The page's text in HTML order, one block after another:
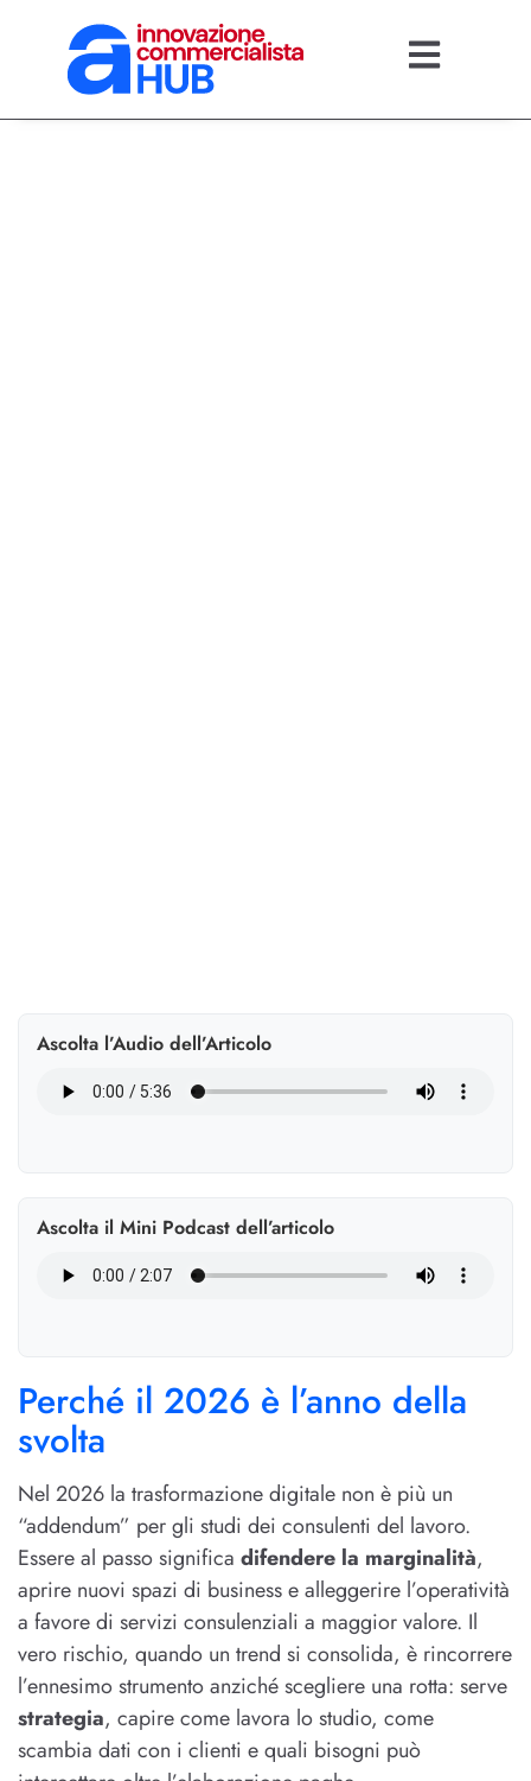
Ascolta l’Audio dell’Articolo
Ascolta il Mini Podcast dell’articolo
Perché il 2026 è l’anno della
svolta
Nel 2026 la trasformazione digitale non è più un
“addendum” per gli studi dei consulenti del lavoro.
Essere al passo significa difendere la marginalità,
aprire nuovi spazi di business e alleggerire l’operatività
a favore di servizi consulenziali a maggior valore. Il
vero rischio, quando un trend si consolida, è rincorrere
l’ennesimo strumento anziché scegliere una rotta: serve
strategia, capire come lavora lo studio, come
scambia dati con i clienti e quali bisogni può